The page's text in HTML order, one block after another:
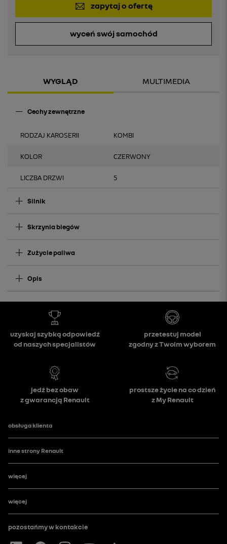
zapytaj o ofertę
wyceń swój samochód
WYGLĄD MULTIMEDIA
Cechy zewnętrzne
RODZAJ KAROSERII KOMBI
KOLOR CZERWONY
LICZBA DRZWI 5
Silnik
Skrzynia biegów
Zużycie paliwa
Opis